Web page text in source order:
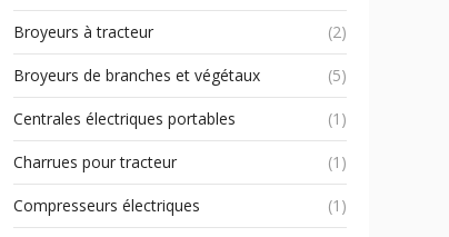
Broyeurs à tracteur (2)
Broyeurs de branches et végétaux (5)
Centrales électriques portables (1)
Charrues pour tracteur (1)
Compresseurs électriques (1)